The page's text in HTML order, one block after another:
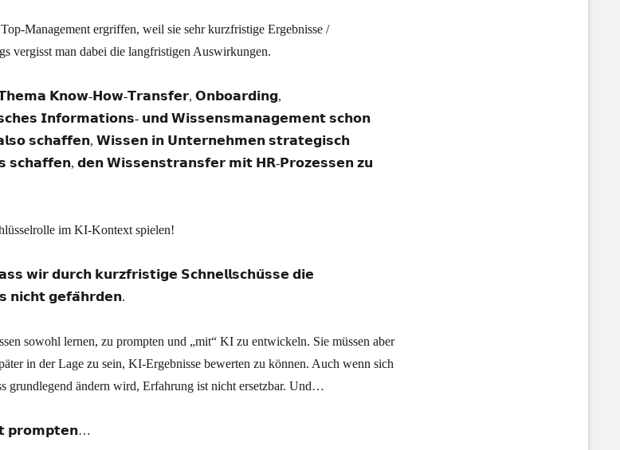
Management ergriffen, weil sie sehr kurzfristige Ergebnisse /
vergisst man dabei die langfristigen Auswirkungen.
𝗧𝗵𝗲𝗺𝗮 𝗞𝗻𝗼𝘄-𝗛𝗼𝘄-𝗧𝗿𝗮𝗻𝘀𝗳𝗲𝗿, 𝗢𝗻𝗯𝗼𝗮𝗿𝗱𝗶𝗻𝗴,
𝗜𝗻𝗳𝗼𝗿𝗺𝗮𝘁𝗶𝗼𝗻𝘀- 𝘂𝗻𝗱 𝗪𝗶𝘀𝘀𝗲𝗻𝘀𝗺𝗮𝗻𝗮𝗴𝗲𝗺𝗲𝗻𝘁 𝘀𝗰𝗵𝗼𝗻
𝘀𝗰𝗵𝗮𝗳𝗳𝗲𝗻, 𝗪𝗶𝘀𝘀𝗲𝗻 𝗶𝗻 𝗨𝗻𝘁𝗲𝗿𝗻𝗲𝗵𝗺𝗲𝗻 𝘀𝘁𝗿𝗮𝘁𝗲𝗴𝗶𝘀𝗰𝗵
𝗱𝗲𝗻 𝗪𝗶𝘀𝘀𝗲𝗻𝘀𝘁𝗿𝗮𝗻𝘀𝗳𝗲𝗿 𝗺𝗶𝘁 𝗛𝗥-𝗣𝗿𝗼𝘇𝗲𝘀𝘀𝗲𝗻 𝘇𝘂
im KI-Kontext spielen!
𝘄𝗶𝗿 𝗱𝘂𝗿𝗰𝗵 𝗸𝘂𝗿𝘇𝗳𝗿𝗶𝘀𝘁𝗶𝗴𝗲 𝗦𝗰𝗵𝗻𝗲𝗹𝗹𝘀𝗰𝗵𝘂̈𝘀𝘀𝗲 𝗱𝗶𝗲
𝗻𝗶𝗰𝗵𝘁 𝗴𝗲𝗳𝗮̈𝗵𝗿𝗱𝗲𝗻.
sowohl lernen, zu prompten und „mit“ KI zu entwickeln. Sie müssen aber
in der Lage zu sein, KI-Ergebnisse bewerten zu können. Auch wenn sich
grundlegend ändern wird, Erfahrung ist nicht ersetzbar. Und…
𝗽𝗿𝗼𝗺𝗽𝘁𝗲𝗻…